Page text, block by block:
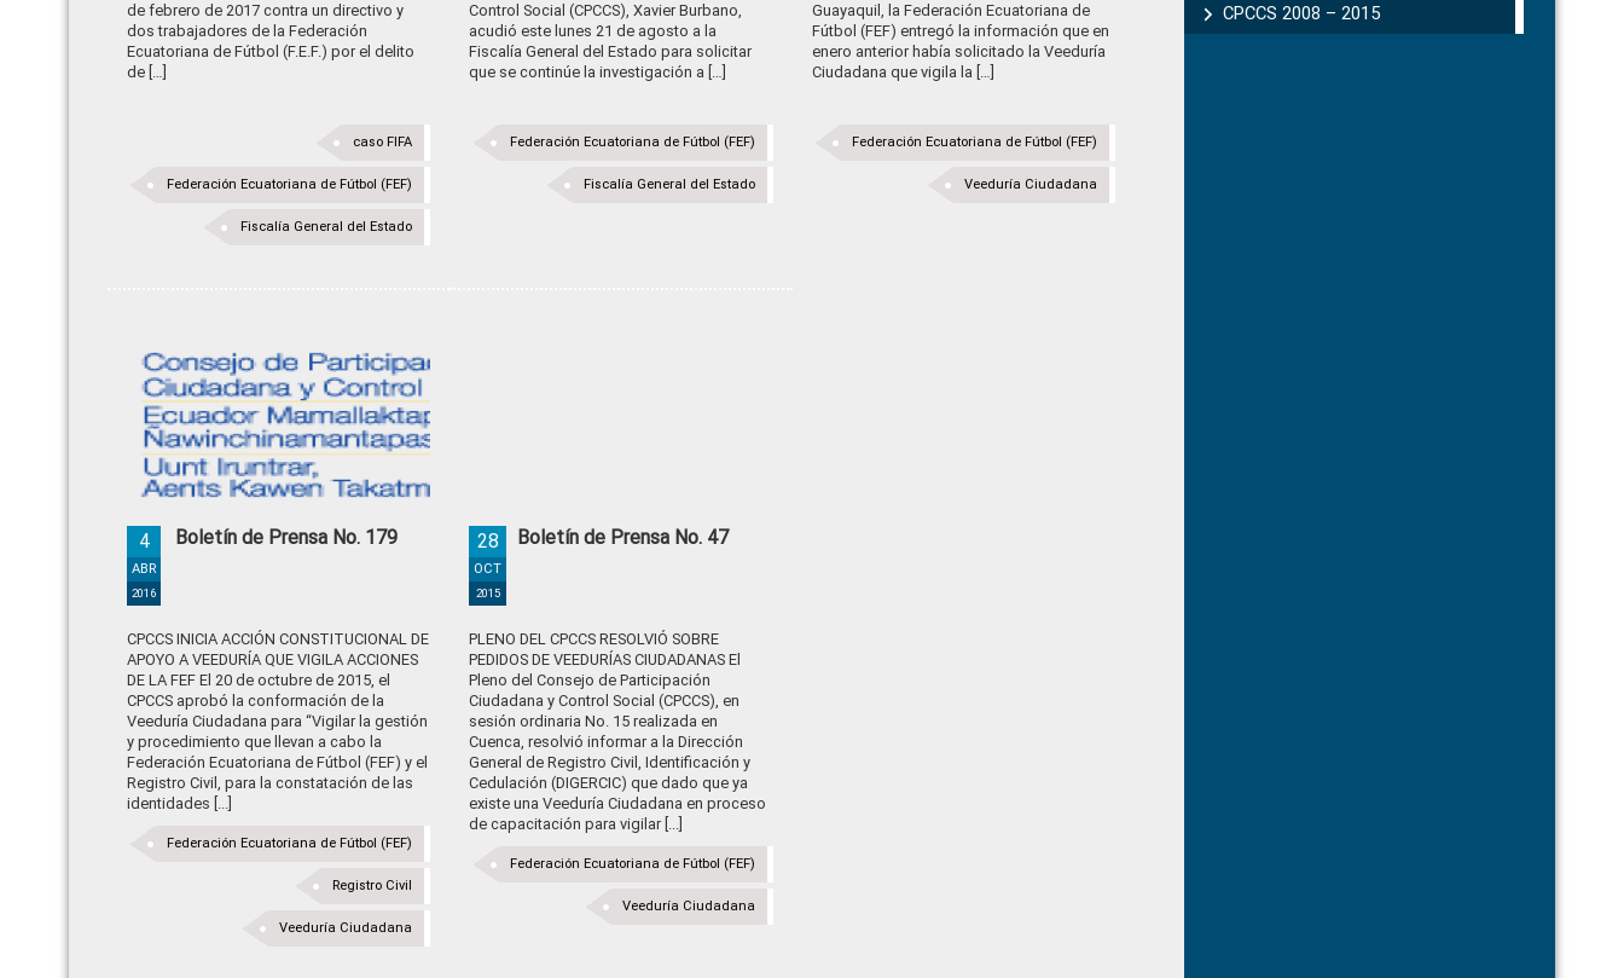
de febrero de 2017 contra un directivo y
dos trabajadores de la Federación
Ecuatoriana de Fútbol (F.E.F.) por el delito
de […]
caso FIFA
Federación Ecuatoriana de Fútbol (FEF)
Fiscalía General del Estado
Control Social (CPCCS), Xavier Burbano,
acudió este lunes 21 de agosto a la
Fiscalía General del Estado para solicitar
que se continúe la investigación a […]
Federación Ecuatoriana de Fútbol (FEF)
Fiscalía General del Estado
Guayaquil, la Federación Ecuatoriana de
Fútbol (FEF) entregó la información que en
enero anterior había solicitado la Veeduría
Ciudadana que vigila la […]
Federación Ecuatoriana de Fútbol (FEF)
Veeduría Ciudadana
Boletín de Prensa No. 179
4
ABR
2016
CPCCS INICIA ACCIÓN CONSTITUCIONAL DE
APOYO A VEEDURÍA QUE VIGILA ACCIONES
DE LA FEF El 20 de octubre de 2015, el
CPCCS aprobó la conformación de la
Veeduría Ciudadana para “Vigilar la gestión
y procedimiento que llevan a cabo la
Federación Ecuatoriana de Fútbol (FEF) y el
Registro Civil, para la constatación de las
identidades [...]
Federación Ecuatoriana de Fútbol (FEF)
Registro Civil
Veeduría Ciudadana
Boletín de Prensa No. 47
28
OCT
2015
PLENO DEL CPCCS RESOLVIÓ SOBRE
PEDIDOS DE VEEDURÍAS CIUDADANAS El
Pleno del Consejo de Participación
Ciudadana y Control Social (CPCCS), en
sesión ordinaria No. 15 realizada en
Cuenca, resolvió informar a la Dirección
General de Registro Civil, Identificación y
Cedulación (DIGERCIC) que dado que ya
existe una Veeduría Ciudadana en proceso
de capacitación para vigilar [...]
Federación Ecuatoriana de Fútbol (FEF)
Veeduría Ciudadana
CPCCS 2008 – 2015